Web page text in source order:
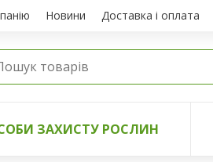
Новини Доставка і оплата
ЗАХИСТУ РОСЛИН